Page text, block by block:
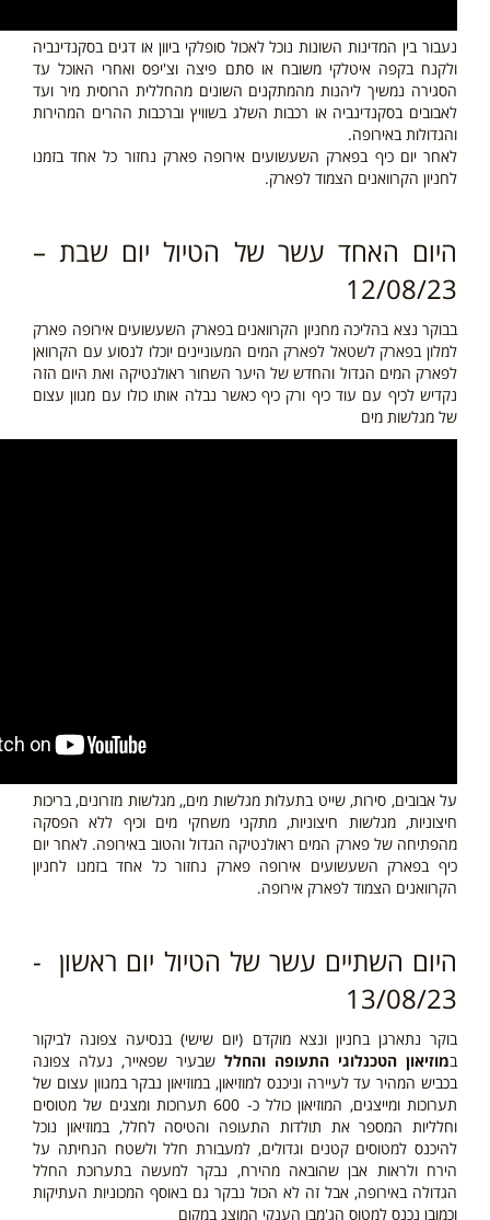
נעבור בין המדינות השונות נוכל לאכול סופלקי ביוון או דגים בסקנדינביה
ולקנח בקפה איטלקי משובח או סתם פיצה וצ'יפס ואחרי האוכל עד
הסגירה נמשיך ליהנות מהמתקנים השונים מהחללית הרוסית מיר ועד
לאבובים בסקנדינביה או רכבות השלג בשוויץ וברכבות ההרים המהירות
והגדולות באירופה.
לאחר יום כיף בפארק השעשועים אירופה פארק נחזור כל אחד בזמנו
לחניון הקרוואנים הצמוד לפארק.
היום האחד עשר של הטיול יום שבת –
12/08/23
בבוקר נצא בהליכה מחניון הקרוואנים בפארק השעשועים אירופה פארק
למלון בפארק לשטאל לפארק המים המעוניינים יוכלו לנסוע עם הקרוואן
לפארק המים הגדול והחדש של היער השחור ראולנטיקה ואת היום הזה
נקדיש לכיף עם עוד כיף ורק כיף כאשר נבלה אותו כולו עם מגוון עצום
של מגלשות מים
על אבובים, סירות, שייט בתעלות מגלשות מים,, מגלשות מזרונים, בריכות
חיצוניות, מגלשות חיצוניות, מתקני משחקי מים וכיף ללא הפסקה
מהפתיחה של פארק המים ראולנטיקה הגדול והטוב באירופה. לאחר יום
כיף בפארק השעשועים אירופה פארק נחזור כל אחד בזמנו לחניון
הקרוואנים הצמוד לפארק אירופה.
היום השתיים עשר של הטיול יום ראשון -
13/08/23
בוקר נתארגן בחניון ונצא מוקדם (יום שישי) בנסיעה צפונה לביקור
במוזיאון הטכנלוגי התעופה והחלל שבעיר שפאייר, נעלה צפונה
בכביש המהיר עד לעיירה וניכנס למוזיאון, במוזיאון נבקר במגוון עצום של
תערוכות ומייצגים, המוזיאון כולל כ- 600 תערוכות ומצגים של מטוסים
וחלליות המספר את תולדות התעופה והטיסה לחלל, במוזיאון נוכל
להיכנס למטוסים קטנים וגדולים, למעבורת חלל ולשטח הנחיתה על
הירח ולראות אבן שהובאה מהירח, נבקר למעשה בתערוכת החלל
הגדולה באירופה, אבל זה לא הכול נבקר גם באוסף המכוניות העתיקות
וכמובן נכנס למטוס הג'מבו הענקי המוצג במקום